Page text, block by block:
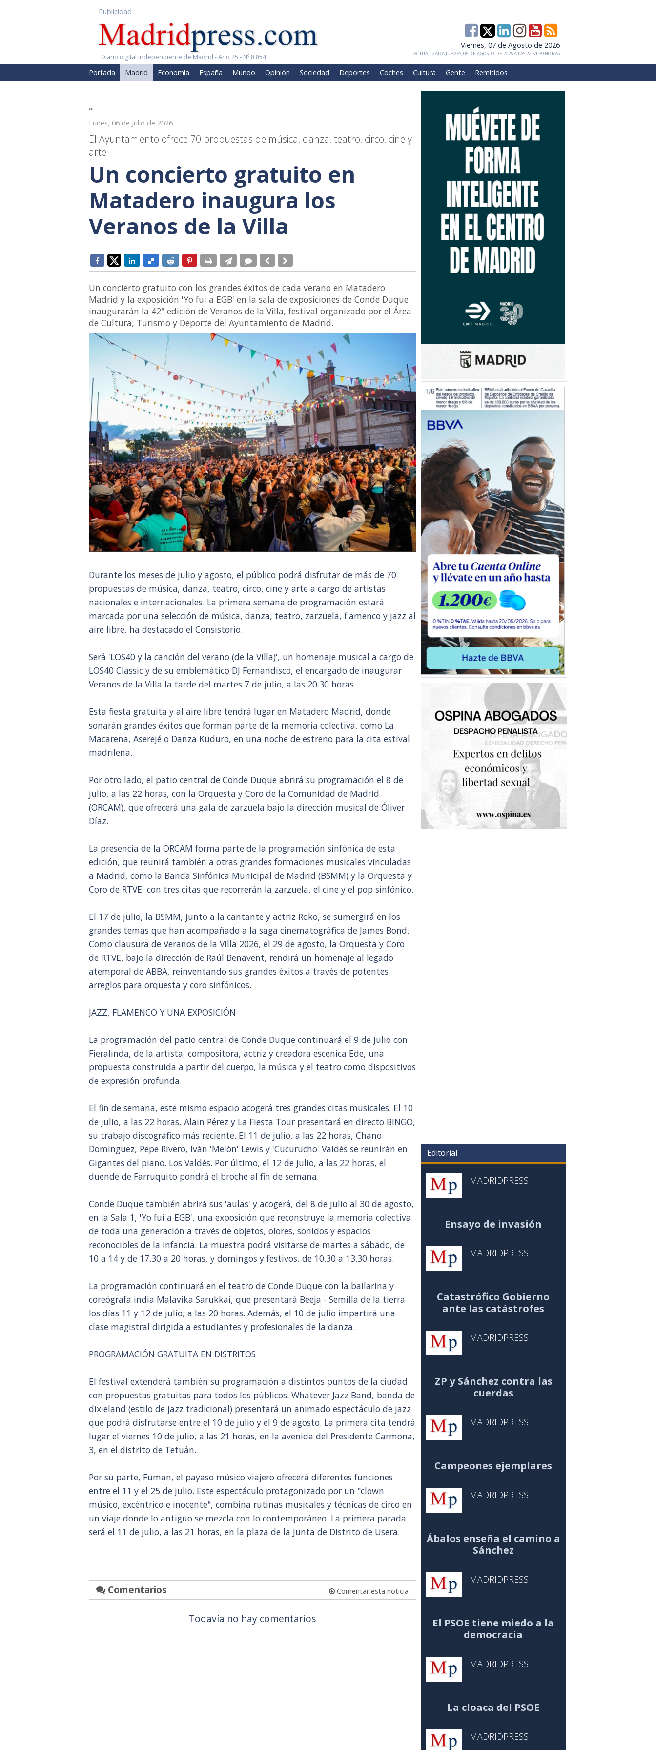
Publicidad
Diario digital independiente de Madrid - Año 25 - Nº 8.854
Viernes, 07 de Agosto de 2026
ACTUALIZADA JUEVES, 06 DE AGOSTO DE 2026 A LAS 22:51:39 HORAS
Portada Madrid Economía España Mundo Opinión Sociedad Deportes Coches Cultura Gente Remitidos
..
Lunes, 06 de Julio de 2026
El Ayuntamiento ofrece 70 propuestas de música, danza, teatro, circo, cine y
arte
Un concierto gratuito en
Matadero inaugura los
Veranos de la Villa
Un concierto gratuito con los grandes éxitos de cada verano en Matadero
Madrid y la exposición 'Yo fui a EGB' en la sala de exposiciones de Conde Duque
inaugurarán la 42ª edición de Veranos de la Villa, festival organizado por el Área
de Cultura, Turismo y Deporte del Ayuntamiento de Madrid.
Durante los meses de julio y agosto, el público podrá disfrutar de más de 70
propuestas de música, danza, teatro, circo, cine y arte a cargo de artistas
nacionales e internacionales. La primera semana de programación estará
marcada por una selección de música, danza, teatro, zarzuela, flamenco y jazz al
aire libre, ha destacado el Consistorio.
Será 'LOS40 y la canción del verano (de la Villa)', un homenaje musical a cargo de
LOS40 Classic y de su emblemático DJ Fernandisco, el encargado de inaugurar
Veranos de la Villa la tarde del martes 7 de julio, a las 20.30 horas.
Esta fiesta gratuita y al aire libre tendrá lugar en Matadero Madrid, donde
sonarán grandes éxitos que forman parte de la memoria colectiva, como La
Macarena, Aserejé o Danza Kuduro, en una noche de estreno para la cita estival
madrileña.
Por otro lado, el patio central de Conde Duque abrirá su programación el 8 de
julio, a las 22 horas, con la Orquesta y Coro de la Comunidad de Madrid
(ORCAM), que ofrecerá una gala de zarzuela bajo la dirección musical de Óliver
Díaz.
La presencia de la ORCAM forma parte de la programación sinfónica de esta
edición, que reunirá también a otras grandes formaciones musicales vinculadas
a Madrid, como la Banda Sinfónica Municipal de Madrid (BSMM) y la Orquesta y
Coro de RTVE, con tres citas que recorrerán la zarzuela, el cine y el pop sinfónico.
El 17 de julio, la BSMM, junto a la cantante y actriz Roko, se sumergirá en los
grandes temas que han acompañado a la saga cinematográfica de James Bond.
Como clausura de Veranos de la Villa 2026, el 29 de agosto, la Orquesta y Coro
de RTVE, bajo la dirección de Raúl Benavent, rendirá un homenaje al legado
atemporal de ABBA, reinventando sus grandes éxitos a través de potentes
arreglos para orquesta y coro sinfónicos.
JAZZ, FLAMENCO Y UNA EXPOSICIÓN
La programación del patio central de Conde Duque continuará el 9 de julio con
Fieralinda, de la artista, compositora, actriz y creadora escénica Ede, una
propuesta construida a partir del cuerpo, la música y el teatro como dispositivos
de expresión profunda.
El fin de semana, este mismo espacio acogerá tres grandes citas musicales. El 10
de julio, a las 22 horas, Alain Pérez y La Fiesta Tour presentará en directo BINGO,
su trabajo discográfico más reciente. El 11 de julio, a las 22 horas, Chano
Domínguez, Pepe Rivero, Iván 'Melón' Lewis y 'Cucurucho' Valdés se reunirán en
Gigantes del piano. Los Valdés. Por último, el 12 de julio, a las 22 horas, el
duende de Farruquito pondrá el broche al fin de semana.
Conde Duque también abrirá sus 'aulas' y acogerá, del 8 de julio al 30 de agosto,
en la Sala 1, 'Yo fui a EGB', una exposición que reconstruye la memoria colectiva
de toda una generación a través de objetos, olores, sonidos y espacios
reconocibles de la infancia. La muestra podrá visitarse de martes a sábado, de
10 a 14 y de 17.30 a 20 horas, y domingos y festivos, de 10.30 a 13.30 horas.
La programación continuará en el teatro de Conde Duque con la bailarina y
coreógrafa india Malavika Sarukkai, que presentará Beeja - Semilla de la tierra
los días 11 y 12 de julio, a las 20 horas. Además, el 10 de julio impartirá una
clase magistral dirigida a estudiantes y profesionales de la danza.
PROGRAMACIÓN GRATUITA EN DISTRITOS
El festival extenderá también su programación a distintos puntos de la ciudad
con propuestas gratuitas para todos los públicos. Whatever Jazz Band, banda de
dixieland (estilo de jazz tradicional) presentará un animado espectáculo de jazz
que podrá disfrutarse entre el 10 de julio y el 9 de agosto. La primera cita tendrá
lugar el viernes 10 de julio, a las 21 horas, en la avenida del Presidente Carmona,
3, en el distrito de Tetuán.
Por su parte, Fuman, el payaso músico viajero ofrecerá diferentes funciones
entre el 11 y el 25 de julio. Este espectáculo protagonizado por un "clown
músico, excéntrico e inocente", combina rutinas musicales y técnicas de circo en
un viaje donde lo antiguo se mezcla con lo contemporáneo. La primera parada
será el 11 de julio, a las 21 horas, en la plaza de la Junta de Distrito de Usera.
Comentarios Comentar esta noticia
Todavía no hay comentarios
Editorial
MADRIDPRESS
Ensayo de invasión
MADRIDPRESS
Catastrófico Gobierno
ante las catástrofes
MADRIDPRESS
ZP y Sánchez contra las
cuerdas
MADRIDPRESS
Campeones ejemplares
MADRIDPRESS
Ábalos enseña el camino a
Sánchez
MADRIDPRESS
El PSOE tiene miedo a la
democracia
MADRIDPRESS
La cloaca del PSOE
MADRIDPRESS